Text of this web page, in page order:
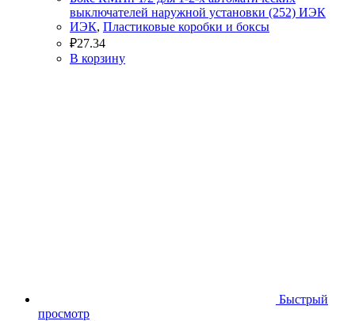
выключателей наружной установки (252) ИЭК
ИЭК, Пластиковые коробки и боксы
₽27.34
В корзину
Быстрый
просмотр